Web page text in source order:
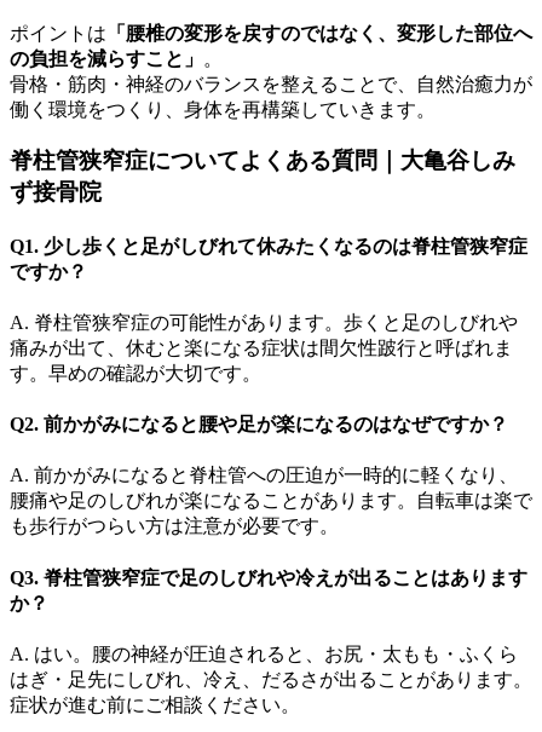
ポイントは 「 腰椎の変形を戻すのではなく、変形した部位へ
の負担を減らすこと 」 。
骨格・筋肉・神経のバランスを整えることで、自然治癒力が
働く環境をつくり、身体を再構築していきます。
脊柱管狭窄症についてよくある質問｜大亀谷しみ
ず接骨院
Q1. 少し歩くと足がしびれて休みたくなるのは脊柱管狭窄症
ですか？
A. 脊柱管狭窄症の可能性があります。歩くと足のしびれや
痛みが出て、休むと楽になる症状は間欠性跛行と呼ばれま
す。早めの確認が大切です。
Q2. 前かがみになると腰や足が楽になるのはなぜですか？
A. 前かがみになると脊柱管への圧迫が一時的に軽くなり、
腰痛や足のしびれが楽になることがあります。自転車は楽で
も歩行がつらい方は注意が必要です。
Q3. 脊柱管狭窄症で足のしびれや冷えが出ることはあります
か？
A. はい。腰の神経が圧迫されると、お尻・太もも・ふくら
はぎ・足先にしびれ、冷え、だるさが出ることがあります。
症状が進む前にご相談ください。